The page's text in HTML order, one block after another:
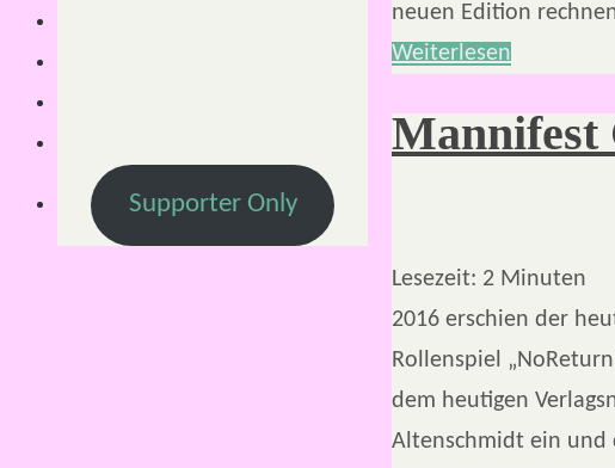
neuen Edition
Weiterlesen
Mannifest
Lesezeit: 2 Minuten
2016 erschien der
Rollenspiel
dem heutigen
Altenschmidt ein und
Supporter Only